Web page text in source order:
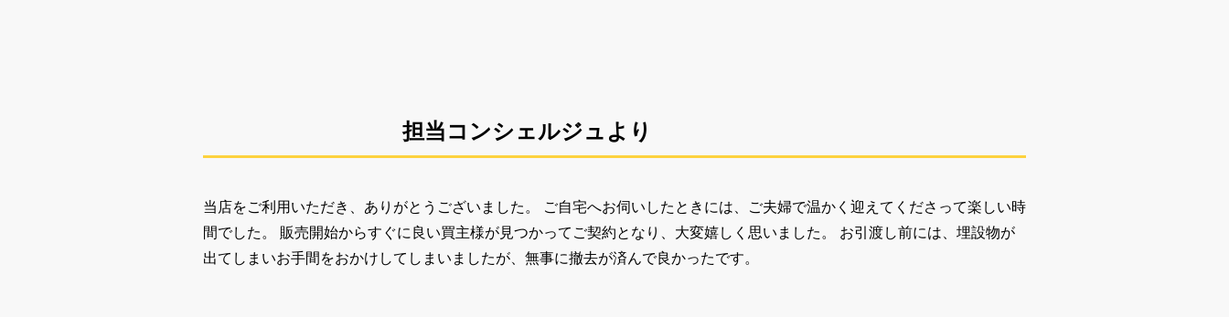
担当コンシェルジュより
当店をご利用いただき、ありがとうございました。 ご自宅へお伺いしたときには、ご夫婦で温かく迎えてくださって楽しい時
間でした。 販売開始からすぐに良い買主様が見つかってご契約となり、大変嬉しく思いました。 お引渡し前には、埋設物が
出てしまいお手間をおかけしてしまいましたが、無事に撤去が済んで良かったです。